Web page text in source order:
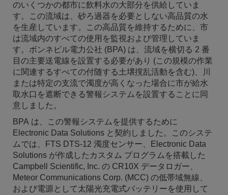
のいくつかの都市に飲料水の大部分を供給していま
す。この流域は、砂ろ過器を必要としない高品質の水
を生産しています。この高品質を維持するために、市
は流域内のすべての使用を監視および管理していま
す。ボンネビル電力公社 (BPA) は、流域を横切る 2 番
目の主要送電線を設置する必要があり (この規模の作業
に関連するすべての付随する土壌撹乱活動を含む)、川
または特定の支流で濁度が高くなった場合に市が給水
取水口を遮断できる警報システムを設置することに同
意しました。
BPA は、この警報システムを提供するために
Electronic Data Solutions と契約しました。このシステ
ムでは、FTS DTS-12 濁度センサー、Electronic Data
Solutions が作成したカスタム プログラムを搭載した
Campbell Scientific, Inc. の CR10X データロガー、
Meteor Communications Corp. (MCC) の低帯域無線、
および電源として太陽光充電式バッテリーを使用して